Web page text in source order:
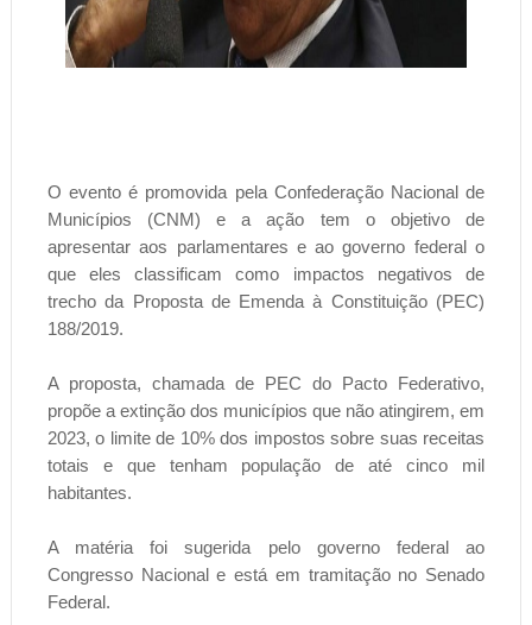
O evento é promovida pela Confederação Nacional de
Municípios (CNM) e a ação tem o objetivo de
apresentar aos parlamentares e ao governo federal o
que eles classificam como impactos negativos de
trecho da Proposta de Emenda à Constituição (PEC)
188/2019.
A proposta, chamada de PEC do Pacto Federativo,
propõe a extinção dos municípios que não atingirem, em
2023, o limite de 10% dos impostos sobre suas receitas
totais e que tenham população de até cinco mil
habitantes.
A matéria foi sugerida pelo governo federal ao
Congresso Nacional e está em tramitação no Senado
Federal.